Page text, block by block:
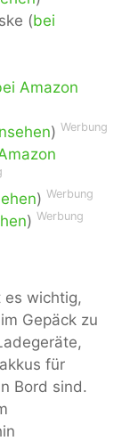
(bei
Amazon
) Werbung
) Werbung
) Werbung
es wichtig,
Gepäck zu
für
Bord sind.